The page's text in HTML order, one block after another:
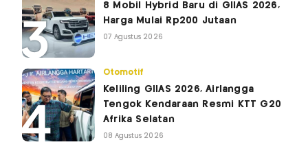
8 Mobil Hybrid Baru di GIIAS 2026,
Harga Mulai Rp200 Jutaan
07 Agustus 2026
Otomotif
Keliling GIIAS 2026, Airlangga
Tengok Kendaraan Resmi KTT G20
Afrika Selatan
08 Agustus 2026